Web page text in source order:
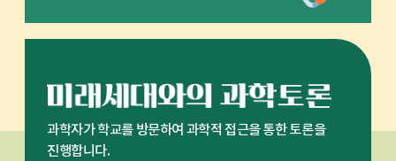
과학자가 학교를 방문하여 과학적 접근을 통한 토론을
진행합니다.